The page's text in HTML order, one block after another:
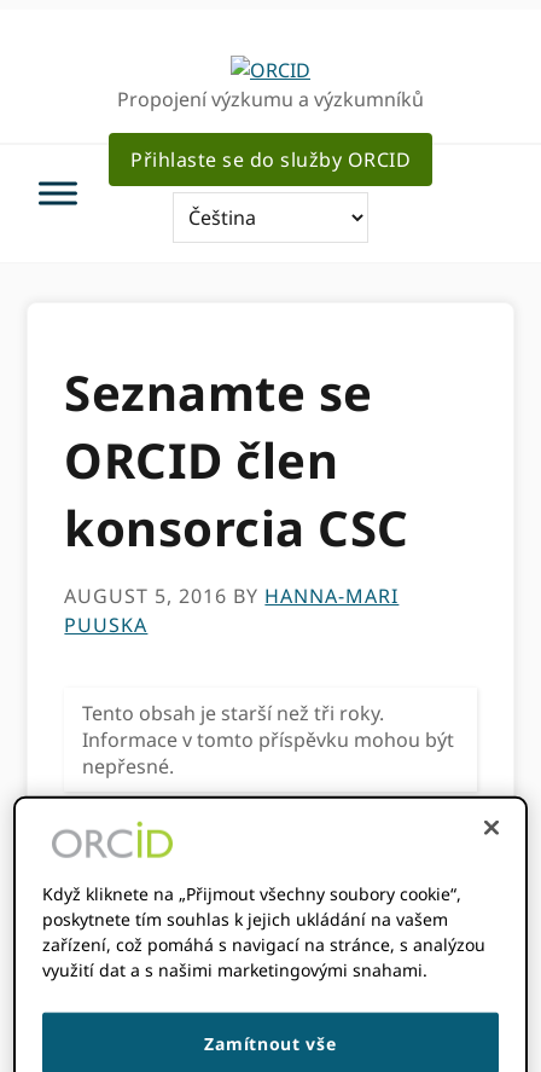
Propojení výzkumu a výzkumníků
Přihlaste se do služby ORCID
Seznamte se
ORCID člen
konsorcia CSC
AUGUST 5, 2016 BY HANNA-MARI
PUUSKA
Tento obsah je starší než tři roky.
Informace v tomto příspěvku mohou být
nepřesné.
tvoří národní nebo
regionální konsorcia.
Finsko je jednou z
posledních zemí, které s ní podepsaly
Center for Science Ltd. Zjistěte více o tom,
Když kliknete na „Přijmout všechny soubory cookie“,
poskytnete tím souhlas k jejich ukládání na vašem
zařízení, což pomáhá s navigací na stránce, s analýzou
využití dat a s našimi marketingovými snahami.
Zamítnout vše